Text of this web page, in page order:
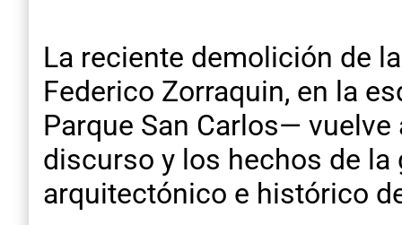
La reciente demolición de
Federico Zorraquin, en la
Parque San Carlos—
discurso y los hechos de
arquitectónico e histórico